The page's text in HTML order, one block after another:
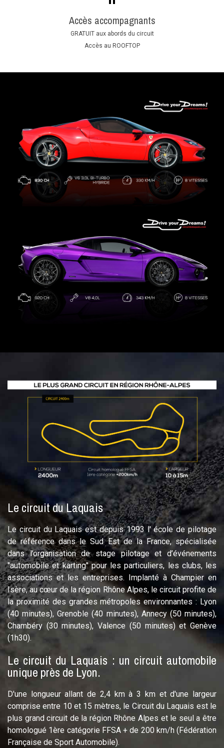
Accès accompagnants
GRATUIT aux abords du circuit
Accès au ROOFTOP
Le circuit du Laquais
Le circuit du Laquais est depuis 1993 l' école de pilotage
de référence dans le Sud Est de la France, spécialisée
dans l’organisation de stage pilotage et d’événements
"automobile et karting" pour les particuliers, les clubs, les
associations et les entreprises. Implanté à Champier en
Isère, au cœur de la région Rhône Alpes, le circuit profite de
la proximité des grandes métropoles environnantes : Lyon
(40 minutes), Grenoble (40 minutes), Annecy (50 minutes),
Chambéry (30 minutes), Valence (50 minutes) et Genève
(1h30).
Le circuit du Laquais : un circuit automobile
unique près de Lyon.
D'une longueur allant de 2,4 km à 3 km et d'une largeur
comprise entre 10 et 15 mètres, le Circuit du Laquais est le
plus grand circuit de la région Rhône Alpes et le seul a être
homologué 1ère catégorie FFSA + de 200 km/h (Fédération
Française de Sport Automobile).